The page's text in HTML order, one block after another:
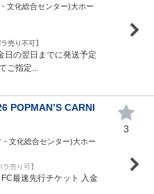
文化総合センター)大ホー
ラ売り不可】
の翌日までに発送予定
ご指定...
POPMAN’S CARNI
文化総合センター)大ホー
売り可】
最速先行チケット 入金
3